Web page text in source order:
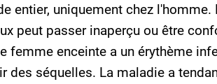
entier, uniquement chez l'homme.
peut passer inaperçu ou être
femme enceinte a un érythème
des séquelles. La maladie a